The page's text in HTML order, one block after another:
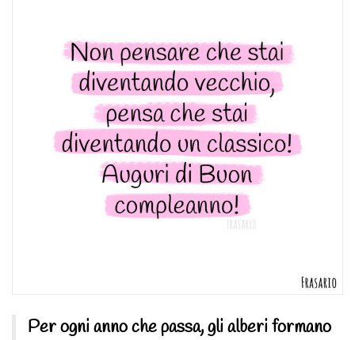
Per ogni anno che passa, gli alberi formano